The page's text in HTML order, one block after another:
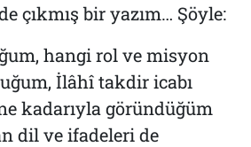
çıkmış bir yazım… Şöyle:
hangi rol ve misyon
İlâhî takdir icabı
kadarıyla göründüğüm
dil ve ifadeleri de